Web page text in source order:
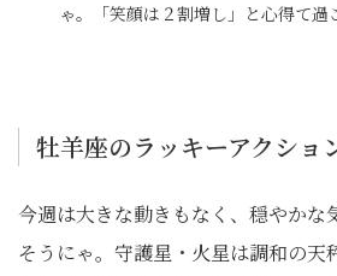
ゃ。「笑顔は２割増し」と心得て過
牡羊座のラッキーアクショ
今週は大きな動きもなく、穏やかな
そうにゃ。守護星・火星は調和の天